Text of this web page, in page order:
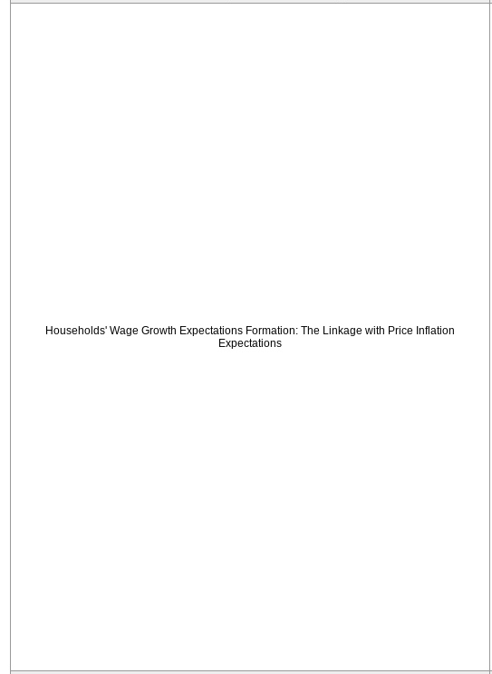
Households' Wage Growth Expectations Formation: The Linkage with Price Inflation
Expectations